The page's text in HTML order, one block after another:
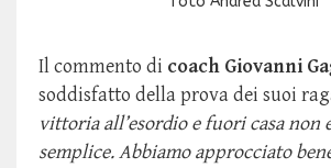
Il commento di coach Giovanni
soddisfatto della prova dei suoi
vittoria all’esordio e fuori casa non
semplice. Abbiamo approcciato